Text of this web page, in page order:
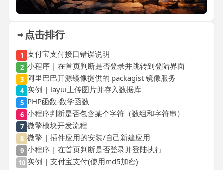
点击排行
1 支付宝支付接口错误说明
2 小程序 | 在首页判断是否登录并跳转到登陆界面
3 阿里巴巴开源镜像提供的 packagist 镜像服务
4 实例 | layui上传图片并存入数据库
5 PHP函数-数学函数
6 小程序判断是否包含某个字符（数组和字符串）
7 微擎模块开发流程
8 微擎 | 插件应用的安装/自己新建应用
9 小程序 | 在首页判断是否登录并登陆执行
10 实例 | 支付宝支付(使用md5加密)